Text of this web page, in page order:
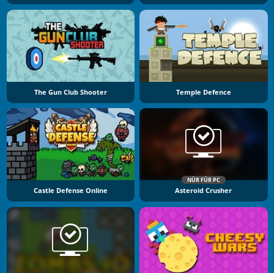
The Gun Club Shooter Temple Defence
Castle Defense Online
NÜR FÜR PC
Asteroid Crusher